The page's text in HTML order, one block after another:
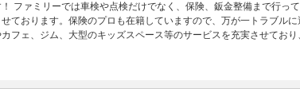
ファミリーでは車検や点検だけでなく、保険、鈑金整備まで行っ
ております。保険のプロも在籍していますので、万が一トラブル
フェ、ジム、大型のキッズスペース等のサービスを充実させてお